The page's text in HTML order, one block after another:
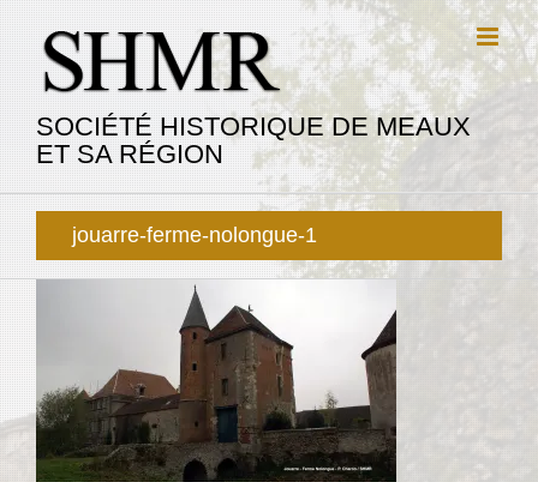
contenu
SOCIÉTÉ HISTORIQUE DE MEAUX
ET SA RÉGION
jouarre-ferme-nolongue-1